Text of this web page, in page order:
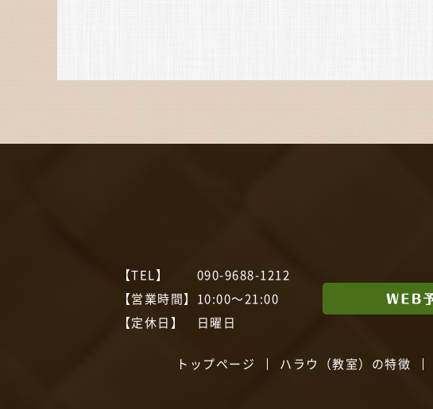
【TEL】
090-9688-1212
【営業時間】 10:00～21:00
【定休日】
日曜日
トップページ ハラウ（教室）の特徴